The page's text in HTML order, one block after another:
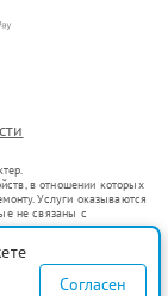
в отношении которых
Услуги оказываются
не связаны с
оборот в соответствии
услуг или введения
услугах по
Согласен